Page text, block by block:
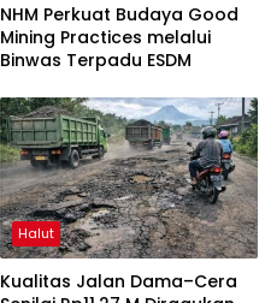
NHM Perkuat Budaya Good
Mining Practices melalui
Binwas Terpadu ESDM
Halut
Kualitas Jalan Dama–Cera